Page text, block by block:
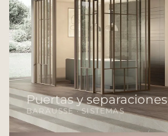
Puertas y separaciones
BARAUSSE · SISTEMAS